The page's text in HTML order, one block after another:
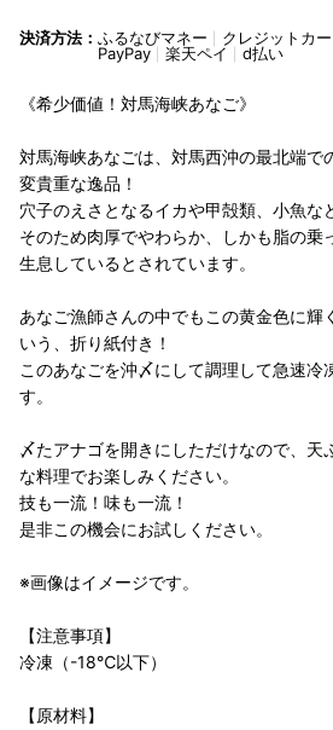
決済方法： ふるなびマネー クレジットカ
PayPay
楽天ペイ d払い
《希少価値！対馬海峡あなご》
対馬海峡あなごは、対馬西沖の最北端で
変貴重な逸品！
穴子のえさとなるイカや甲殻類、小魚な
そのため肉厚でやわらか、しかも脂の乗
生息しているとされています。
あなご漁師さんの中でもこの黄金色に輝
いう、折り紙付き！
このあなごを沖〆にして調理して急速冷
す。
〆たアナゴを開きにしただけなので、天
な料理でお楽しみください。
技も一流！味も一流！
是非この機会にお試しください。
※画像はイメージです。
【注意事項】
冷凍（-18℃以下）
【原材料】